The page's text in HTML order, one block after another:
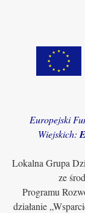
Europejski
Wiejskich:
Lokalna Grupa
ze
Programu
działanie